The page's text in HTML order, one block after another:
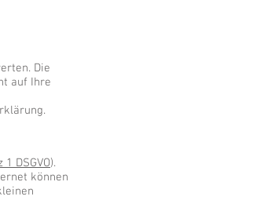
Die
auf Ihre
DSGVO).
können